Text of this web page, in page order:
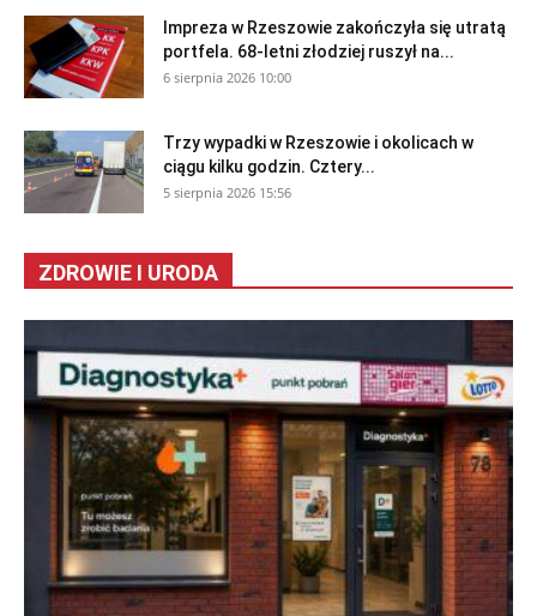
Impreza w Rzeszowie zakończyła się utratą
portfela. 68-letni złodziej ruszył na...
6 sierpnia 2026 10:00
Trzy wypadki w Rzeszowie i okolicach w
ciągu kilku godzin. Cztery...
5 sierpnia 2026 15:56
ZDROWIE I URODA